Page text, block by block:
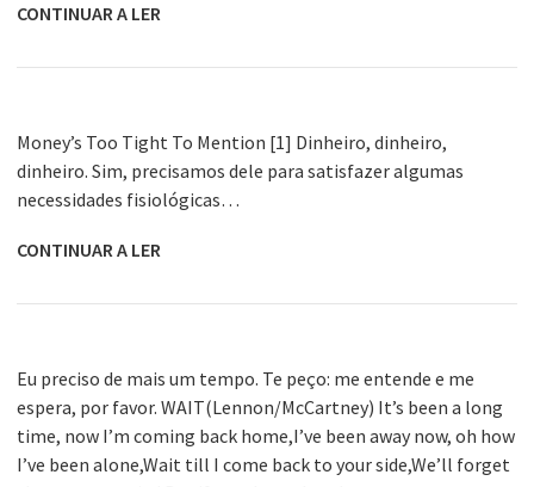
CONTINUAR A LER
Money’s Too Tight To Mention [1] Dinheiro, dinheiro,
dinheiro. Sim, precisamos dele para satisfazer algumas
necessidades fisiológicas…
CONTINUAR A LER
Eu preciso de mais um tempo. Te peço: me entende e me
espera, por favor. WAIT(Lennon/McCartney) It’s been a long
time, now I’m coming back home,I’ve been away now, oh how
I’ve been alone,Wait till I come back to your side,We’ll forget